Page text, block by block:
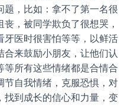
题，比如：拿不了第一名很
，被同学欺负了很想哭，
牙医时很害怕等等，以鲜活
合来鼓励小朋友，让他们认
等所有这些情绪都是合情合
节自我情绪，克服恐惧，对
找到成长的信心和力量，变